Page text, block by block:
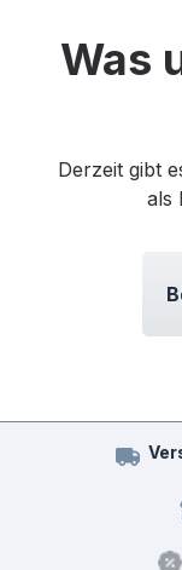
Was
Derzeit gibt
als